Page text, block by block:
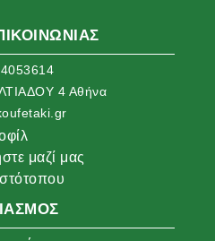
4 Αθήνα
μαζί μας